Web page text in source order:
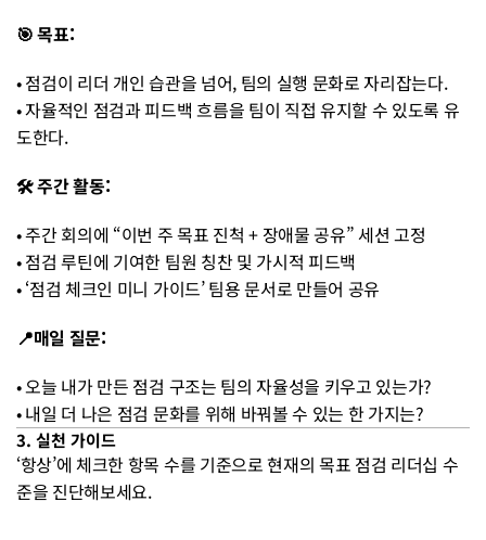
🎯 목표:
• 점검이 리더 개인 습관을 넘어, 팀의 실행 문화로 자리잡는다.
• 자율적인 점검과 피드백 흐름을 팀이 직접 유지할 수 있도록 유
도한다.
🛠 주간 활동:
• 주간 회의에 “이번 주 목표 진척 + 장애물 공유” 세션 고정
• 점검 루틴에 기여한 팀원 칭찬 및 가시적 피드백
• ‘점검 체크인 미니 가이드’ 팀용 문서로 만들어 공유
📍매일 질문:
• 오늘 내가 만든 점검 구조는 팀의 자율성을 키우고 있는가?
• 내일 더 나은 점검 문화를 위해 바꿔볼 수 있는 한 가지는?
3. 실천 가이드
‘항상’에 체크한 항목 수를 기준으로 현재의 목표 점검 리더십 수
준을 진단해보세요.